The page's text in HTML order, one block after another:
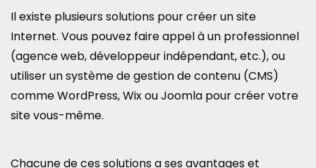
Il existe plusieurs solutions pour créer un site
Internet. Vous pouvez faire appel à un professionnel
(agence web, développeur indépendant, etc.), ou
utiliser un système de gestion de contenu (CMS)
comme WordPress, Wix ou Joomla pour créer votre
site vous-même.
Chacune de ces solutions a ses avantages et